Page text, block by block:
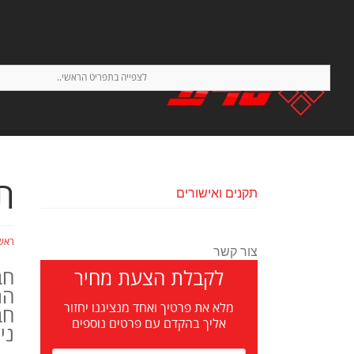
לצפייה בתפריט הראשי..
תקנים ואישורים
צור קשר
לקבלת הצעת מחיר
מלא את פרטיך ואחד מנציגנו יחזור
אליך בהקדם עם פרטים נוספים